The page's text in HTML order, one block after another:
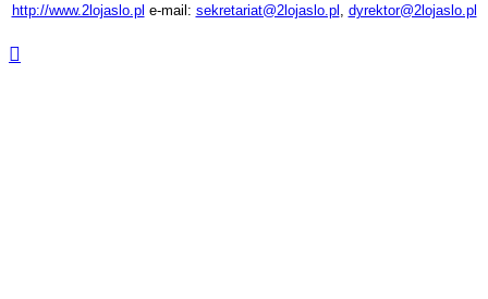
http://www.2lojaslo.pl e-mail: sekretariat@2lojaslo.pl , dyrektor@2lojaslo.pl